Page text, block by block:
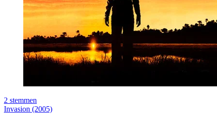
2 stemmen
Invasion (2005)